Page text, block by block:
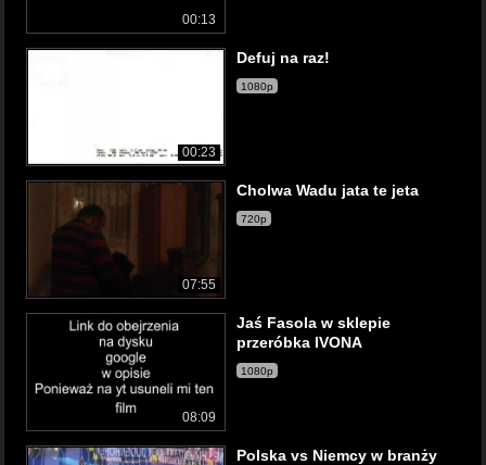
00:13
00:23
Defuj na raz!
1080p
07:55
Cholwa Wadu jata te jeta
720p
08:09
Jaś Fasola w sklepie
przeróbka IVONA
1080p
Polska vs Niemcy w branży